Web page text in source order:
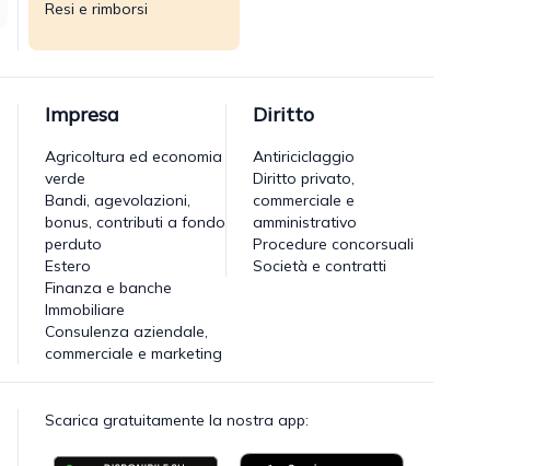
Resi e rimborsi
Impresa
Agricoltura ed economia
verde
Bandi, agevolazioni,
bonus, contributi a fondo
perduto
Estero
Finanza e banche
Immobiliare
Consulenza aziendale,
commerciale e marketing
Diritto
Antiriciclaggio
Diritto privato,
commerciale e
amministrativo
Procedure concorsuali
Società e contratti
Scarica gratuitamente la nostra app: